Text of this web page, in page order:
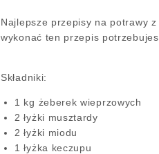
Najlepsze przepisy na potrawy
wykonać ten przepis
Składniki:
1 kg żeberek wieprzowych
2 łyżki musztardy
2 łyżki miodu
1 łyżka keczupu